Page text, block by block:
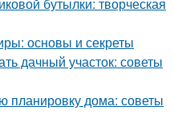
основы и секреты
дачный участок: советы
планировку дома: советы